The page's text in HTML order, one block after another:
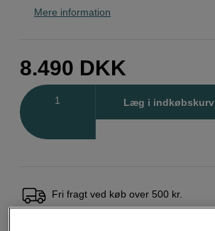
Mere information
8.490 DKK
Læg i indkøbskurv
Fri fragt ved køb over 500 kr.